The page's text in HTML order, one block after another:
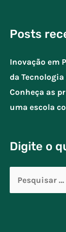
Posts
Inovação em
da
Conheça as
uma escola
Digite o